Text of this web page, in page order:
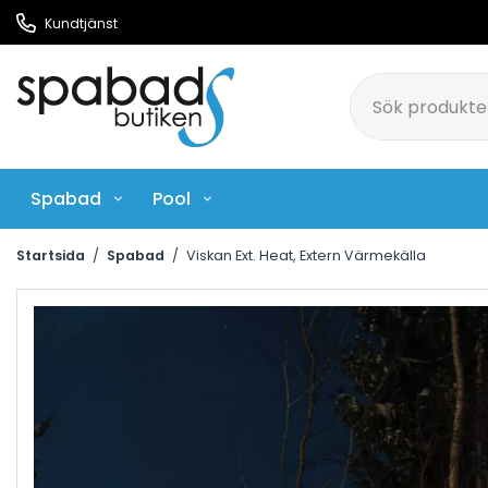
Kundtjänst
Spabad Pool
Startsida / Spabad / Viskan Ext. Heat, Extern Värmekälla